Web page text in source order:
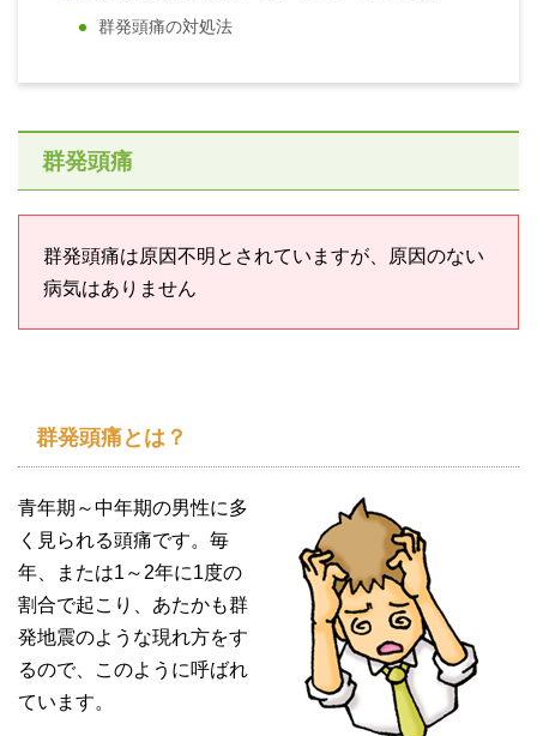
群発頭痛の対処法
群発頭痛
群発頭痛は原因不明とされていますが、原因のない
病気はありません
群発頭痛とは？
青年期～中年期の男性に多
く見られる頭痛です。毎
年、または1～2年に1度の
割合で起こり、あたかも群
発地震のような現れ方をす
るので、このように呼ばれ
ています。